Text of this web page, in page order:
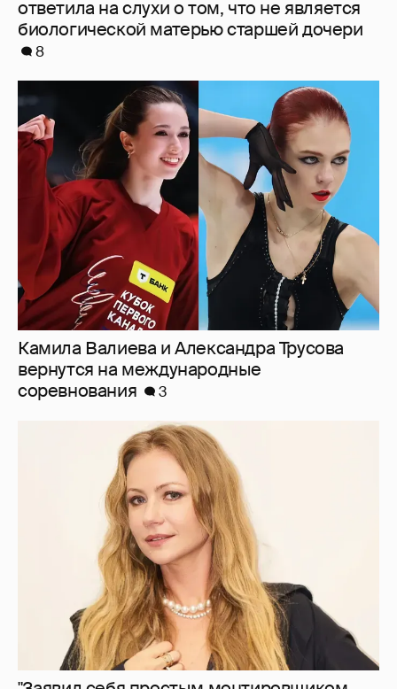
Камила Валиева и Александра Трусова
вернутся на международные
соревнования
3
"Заявил себя простым монтировщиком,
дабы не платить алименты". Мария
Миронова упрекнула бывшего мужа, с
которым судится за сына
15